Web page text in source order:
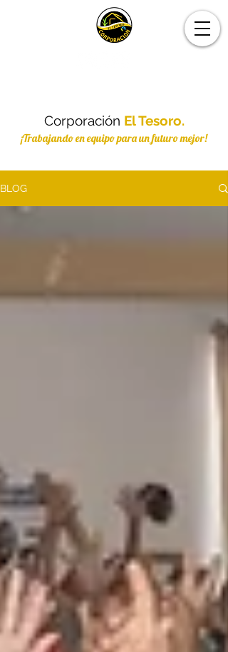
Corporación El Tesoro.
¡Trabajando en equipo para un futuro mejor!
BLOG